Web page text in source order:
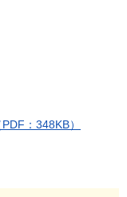
：348KB）